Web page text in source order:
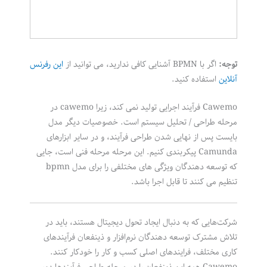
توجه: اگر با BPMN آشنایی کافی ندارید، می توانید از
این رفرنس
آنلاین استفاده کنید.
Cawemo فرآیند اجرایی تولید نمی کند، زیرا cawemo در
مرحله طراحی / تحلیل سیستم است. خصوصیات دیگر مدل
بایست پس از نهایی شدن طراحی فرآیند، و در سایر ابزارهای
Camunda پیکربندی کنیم. این مرحله مرحله فنی است، جایی
که توسعه دهندگان ویژگی های مختلفی را برای مدل bpmn
تنظیم می کنند تا قابل اجرا باشد.
شرکت‌هایی که به دنبال ایجاد تحول دیجیتال هستند، باید در
تلاش مشترک توسعه دهندگان نرم‌افزار و ذینفعان فرآیندهای
کاری مختلف، فرایندهای اصلی کسب و کار را خودکار کنند.